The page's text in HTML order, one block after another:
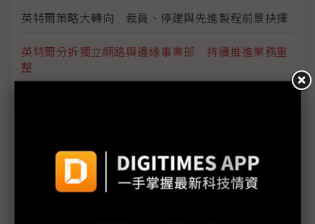
英特爾策略大轉向 裁員、停建與先進製程前景抉擇
英特爾分拆獨立網路與邊緣事業部 持續推進業務重
整
重批過往擴張政策錯誤 陳立武：英特爾不再開空白